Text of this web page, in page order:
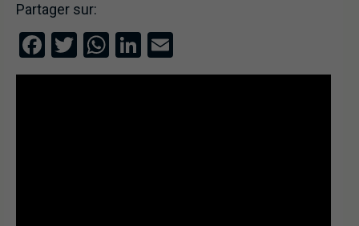
Partager sur:
Facebook
TwitterWhatsApp
LinkedIn